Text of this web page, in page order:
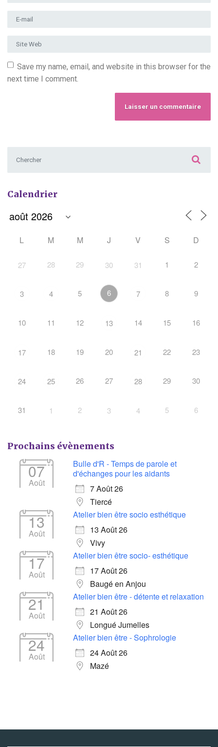
Adresse e-mail
Site Web
Save my name, email, and website in this browser for the
next time I comment.
Calendrier
L M M J V S D
27 28 29 30 31 1 2
3 4 5 6 7 8 9
10 11 12 13 14 15 16
17 18 19 20 21 22 23
24 25 26 27 28 29 30
31 1 2 3 4 5 6
Prochains évènements
07
Août
Bulle d'R - Temps de parole et
d'échanges pour les aidants
7 Août 26
Tiercé
13
Août
Atelier bien être socio esthétique
13 Août 26
Vivy
17
Août
Atelier bien être socio- esthétique
17 Août 26
Baugé en Anjou
21
Août
Atelier bien être - détente et relaxation
21 Août 26
Longué Jumelles
24
Août
Atelier bien être - Sophrologie
24 Août 26
Mazé